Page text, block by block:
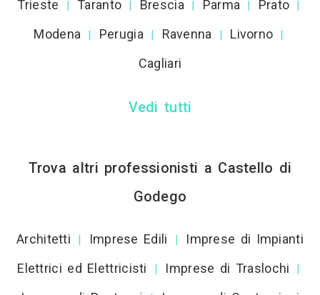
Trieste | Taranto | Brescia | Parma | Prato |
Modena | Perugia | Ravenna | Livorno |
Cagliari
Vedi tutti
Trova altri professionisti a Castello di
Godego
Architetti | Imprese Edili |
Imprese di Impianti
Elettrici ed Elettricisti
| Imprese di Traslochi |